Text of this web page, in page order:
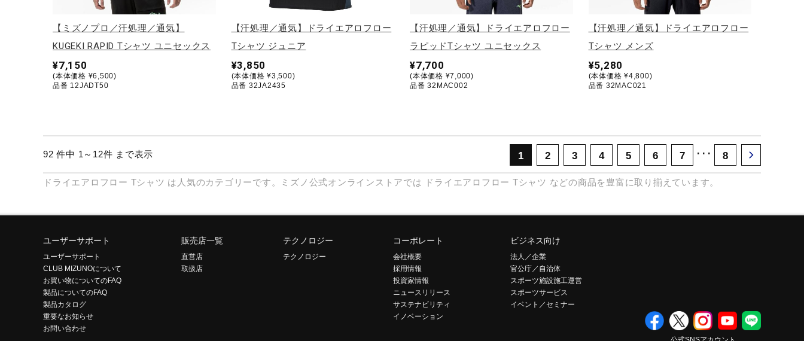
【ミズノプロ／汗処理／通気】
KUGEKI RAPID Tシャツ ユニセックス
¥7,150
(本体価格 ¥6,500)
品番 12JADT50
【汗処理／通気】ドライエアロフロー
Tシャツ ジュニア
¥3,850
(本体価格 ¥3,500)
品番 32JA2435
【汗処理／通気】ドライエアロフロー
ラピッドTシャツ ユニセックス
¥7,700
(本体価格 ¥7,000)
品番 32MAC002
【汗処理／通気】ドライエアロフロー
Tシャツ メンズ
¥5,280
(本体価格 ¥4,800)
品番 32MAC021
92 件中 1～12件 まで表示 1 2 3 4 5 6 7 ･･･ 8
ドライエアロフロー Tシャツ は人気のカテゴリーです。ミズノ公式オンラインストアでは ドライエアロフロー Tシャツ などの商品を豊富に取り揃えています。
ユーザーサポート
ユーザーサポート
CLUB MIZUNOについて
お買い物についてのFAQ
製品についてのFAQ
製品カタログ
重要なお知らせ
お問い合わせ
販売店一覧
直営店
取扱店
テクノロジー
テクノロジー
コーポレート
会社概要
採用情報
投資家情報
ニュースリリース
サステナビリティ
イノベーション
ビジネス向け
法人／企業
官公庁／自治体
スポーツ施設施工運営
スポーツサービス
イベント／セミナー